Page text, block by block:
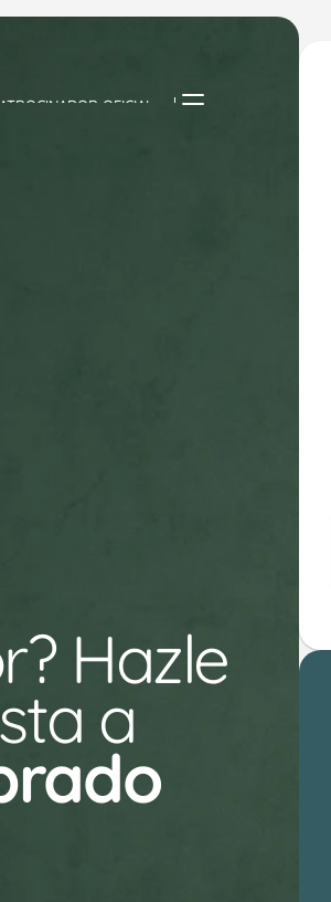
OFICIAL
Hazle
a